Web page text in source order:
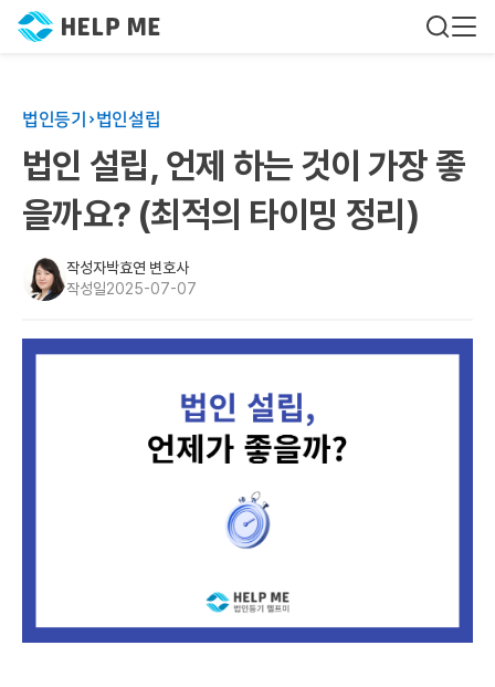
법인등기 법인설립
법인 설립, 언제 하는 것이 가장 좋
을까요? (최적의 타이밍 정리)
작성자박효연 변호사
작성일2025-07-07